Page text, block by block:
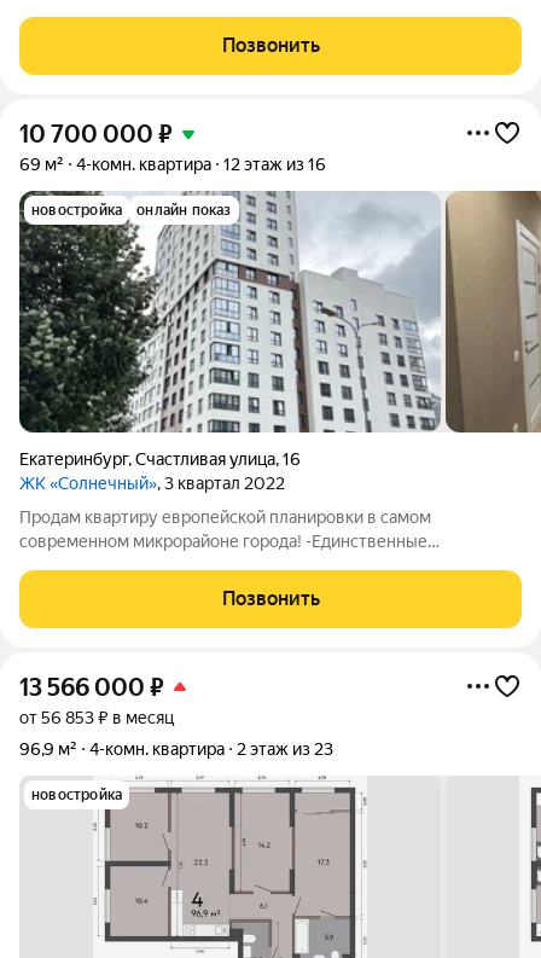
вас время! Звоните, пишите!!!!Позвонить
10 700 000 ₽
69 м² 4-комн. квартира 12 этаж из 16
новостройка онлайн показ
Екатеринбург,Счастливая улица,16
ЖК «Солнечный», 3 квартал 2022
Продам квартиру европейской планировки в самом
современном микрорайоне города! -Единственные
-Удобная планировка: квадратные
Позвонить
13 566 000 ₽
от 56 853 ₽ в месяц
96,9 м²
4-комн. квартира 2 этаж из 23
новостройка